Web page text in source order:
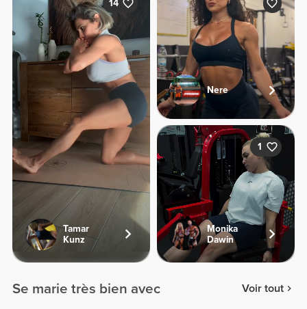
14
Tamar
Kunz
Nere
1
Monika
Dawin
Se marie très bien avec Voir tout